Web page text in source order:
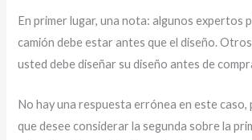
En primer lugar, una nota: algunos expertos
camión debe estar antes que el diseño.
usted debe diseñar su diseño antes de
No hay una respuesta errónea en este caso,
que desee considerar la segunda sobre la